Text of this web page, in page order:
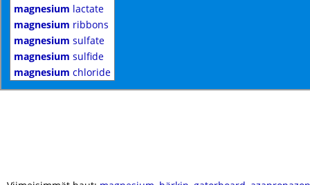
magnesium lactate
magnesium ribbons
magnesium sulfate
magnesium sulfide
magnesium chloride